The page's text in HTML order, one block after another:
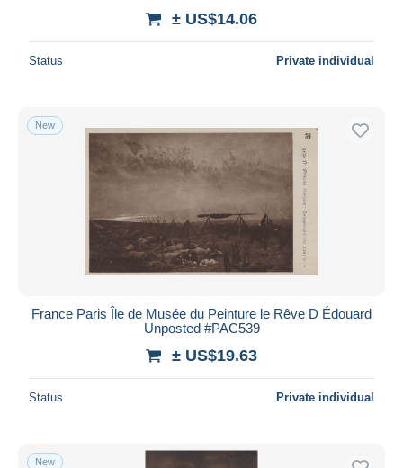
± US$14.06
Status Private individual
New
France Paris Île de Musée du Peinture le Rêve D Édouard
Unposted #PAC539
± US$19.63
Status Private individual
New